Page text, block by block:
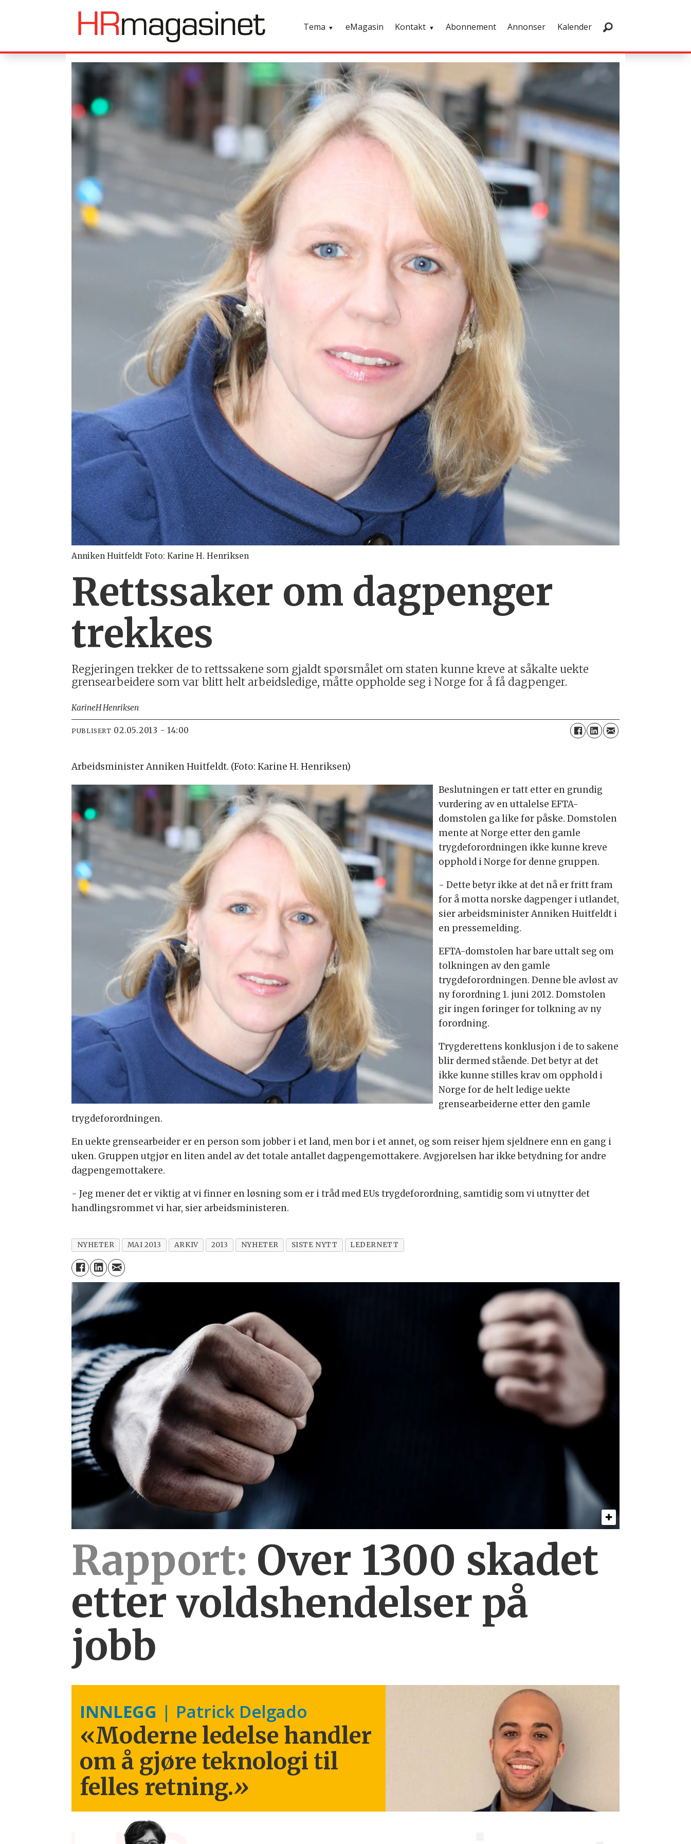
Tema eMagasin Kontakt Abonnement Annonser Kalender
Anniken Huitfeldt Foto: Karine H. Henriksen
Rettssaker om dagpenger
trekkes
Regjeringen trekker de to rettssakene som gjaldt spørsmålet om staten kunne kreve at såkalte uekte
grensearbeidere som var blitt helt arbeidsledige, måtte oppholde seg i Norge for å få dagpenger.
KarineH Henriksen
PUBLISERT 02.05.2013 - 14:00
Arbeidsminister Anniken Huitfeldt. (Foto: Karine H. Henriksen)
Beslutningen er tatt etter en grundig
vurdering av en uttalelse EFTA-
domstolen ga like før påske. Domstolen
mente at Norge etter den gamle
trygdeforordningen ikke kunne kreve
opphold i Norge for denne gruppen.
- Dette betyr ikke at det nå er fritt fram
for å motta norske dagpenger i utlandet,
sier arbeidsminister Anniken Huitfeldt i
en pressemelding.
EFTA-domstolen har bare uttalt seg om
tolkningen av den gamle
trygdeforordningen. Denne ble avløst av
ny forordning 1. juni 2012. Domstolen
gir ingen føringer for tolkning av ny
forordning.
Trygderettens konklusjon i de to sakene
blir dermed stående. Det betyr at det
ikke kunne stilles krav om opphold i
Norge for de helt ledige uekte
grensearbeiderne etter den gamle
trygdeforordningen.
En uekte grensearbeider er en person som jobber i et land, men bor i et annet, og som reiser hjem sjeldnere enn en gang i
uken. Gruppen utgjør en liten andel av det totale antallet dagpengemottakere. Avgjørelsen har ikke betydning for andre
dagpengemottakere.
- Jeg mener det er viktig at vi finner en løsning som er i tråd med EUs trygdeforordning, samtidig som vi utnytter det
handlingsrommet vi har, sier arbeidsministeren.
NYHETER MAI 2013 ARKIV 2013 NYHETER SISTE NYTT LEDERNETT
Rapport: Over 1300 skadet
etter voldshendelser på
jobb
INNLEGG | Patrick Delgado
«Moderne ledelse handler
om å gjøre teknologi til
felles retning.»